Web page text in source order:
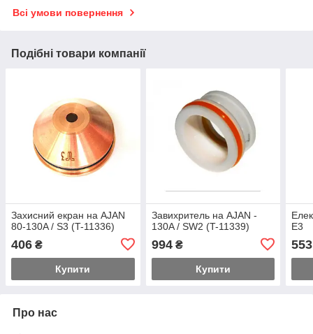
Всі умови повернення
Подібні товари компанії
Захисний екран на AJAN
80-130A / S3 (T-11336)
406 ₴
Купити
Завихритель на AJAN -
130A / SW2 (T-11339)
994₴
Купити
E3
553
Про нас